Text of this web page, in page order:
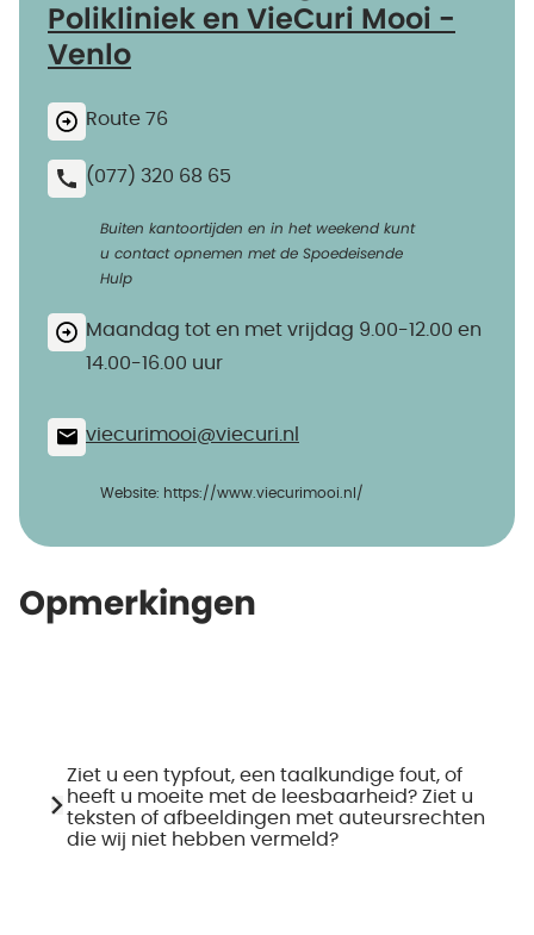
Polikliniek en VieCuri Mooi -
Venlo
Route 76
(077) 320 68 65
Buiten kantoortijden en in het weekend kunt
u contact opnemen met de Spoedeisende
Hulp
Maandag tot en met vrijdag 9.00-12.00 en
14.00-16.00 uur
viecurimooi@​viecuri.nl
Website: https://www.viecurimooi.nl/
Opmerkingen
Ziet u een typfout, een taalkundige fout, of
heeft u moeite met de leesbaarheid? Ziet u
teksten of afbeeldingen met auteursrechten
die wij niet hebben vermeld?